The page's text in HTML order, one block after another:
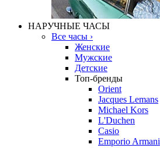
НАРУЧНЫЕ ЧАСЫ
Все часы ›
Женские
Мужские
Детские
Топ-бренды
Orient
Jacques Lemans
Michael Kors
L'Duchen
Casio
Emporio Armani